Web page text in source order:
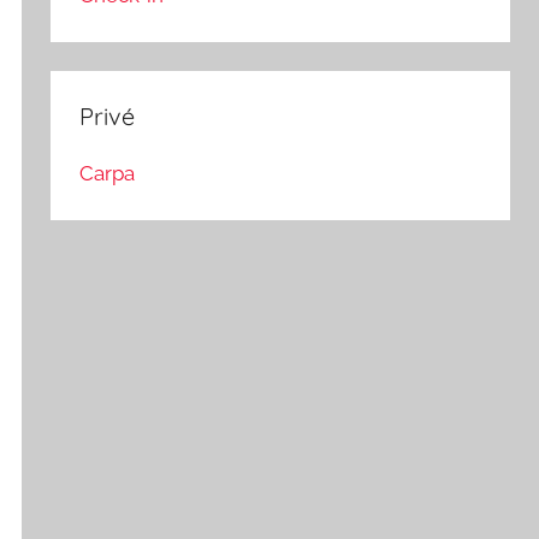
Privé
Carpa